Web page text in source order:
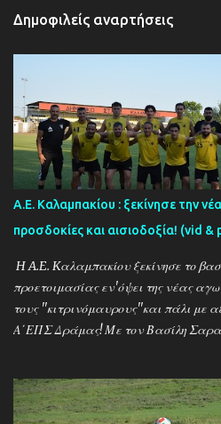
Δημοφιλείς αναρτήσεις
Α.Ε. Καλαμπακίου : ξεκίνησε την
προσδοκίες και αισιοδοξία! (vid &
H A.E. Kαλαμπακίου ξεκίνησε το
προετοιμασίας εν'όψει της νέας
τους ''κιτρινόμαυρους''και πάλι με
Α΄ΕΠΣ Δράμας! Με τον Βασίλη
δυναμική των ''κιτρινόμαυρων''!
απο τις προπονήσεις της δραμινής